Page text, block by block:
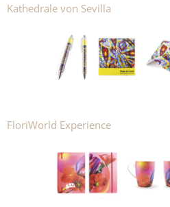
Kathedrale von Sevilla
FloriWorld Experience